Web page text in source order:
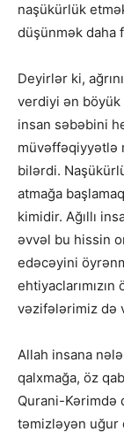
naşükürlük
düşünmək daha
Deyirlər ki,
verdiyi ən böyük
insan səbəbini
müvəffəqiyyətlə
bilərdi.
atmağa
kimidir. Ağıllı
əvvəl bu hissin
edəcəyini
vəzifələrimiz də
Allah insana
qalxmağa, öz
Qurani-Kərimdə
təmizləyən uğur